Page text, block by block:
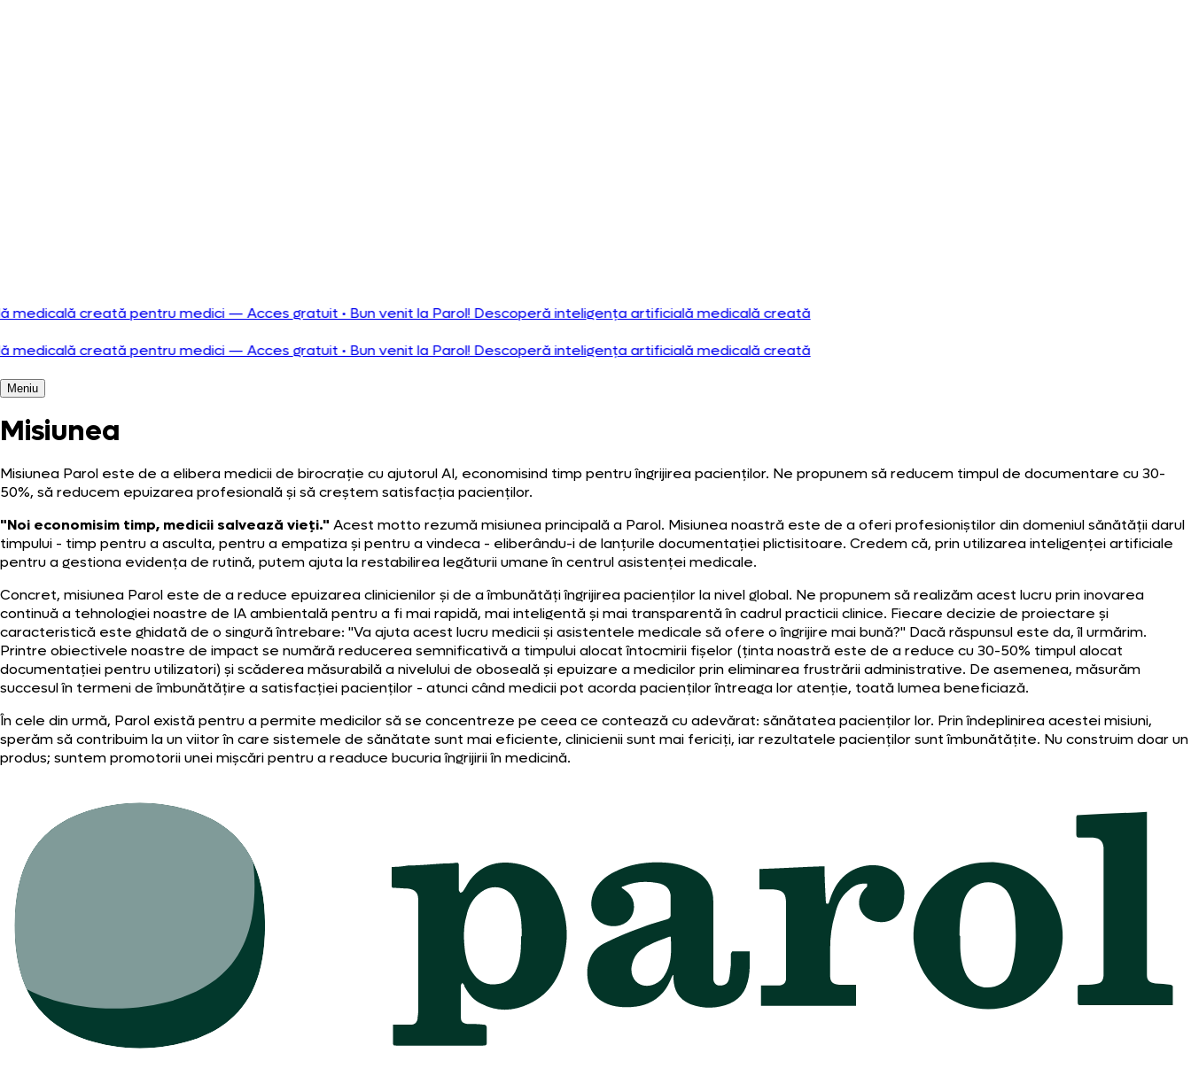
creată pentru medici — Acces gratuit•Bun venit la Parol! Descoperă inteligența artificială medicală creată
creată pentru medici — Acces gratuit•Bun venit la Parol! Descoperă inteligența artificială medicală creată
Meniu
Misiunea
Misiunea Parol este de a elibera medicii de birocrație cu ajutorul AI, economisind timp pentru îngrijirea pacienților. Ne propunem să reducem timpul de documentare cu 30-
50%, să reducem epuizarea profesională și să creștem satisfacția pacienților.
"Noi economisim timp, medicii salvează vieți." Acest motto rezumă misiunea principală a Parol. Misiunea noastră este de a oferi profesioniștilor din domeniul sănătății darul
timpului - timp pentru a asculta, pentru a empatiza și pentru a vindeca - eliberându-i de lanțurile documentației plictisitoare. Credem că, prin utilizarea inteligenței artificiale
pentru a gestiona evidența de rutină, putem ajuta la restabilirea legăturii umane în centrul asistenței medicale.
Concret, misiunea Parol este de a reduce epuizarea clinicienilor și de a îmbunătăți îngrijirea pacienților la nivel global. Ne propunem să realizăm acest lucru prin inovarea
continuă a tehnologiei noastre de IA ambientală pentru a fi mai rapidă, mai inteligentă și mai transparentă în cadrul practicii clinice. Fiecare decizie de proiectare și
caracteristică este ghidată de o singură întrebare: "Va ajuta acest lucru medicii și asistentele medicale să ofere o îngrijire mai bună?" Dacă răspunsul este da, îl urmărim.
Printre obiectivele noastre de impact se numără reducerea semnificativă a timpului alocat întocmirii fișelor (ținta noastră este de a reduce cu 30-50% timpul alocat
documentației pentru utilizatori) și scăderea măsurabilă a nivelului de oboseală și epuizare a medicilor prin eliminarea frustrării administrative. De asemenea, măsurăm
succesul în termeni de îmbunătățire a satisfacției pacienților - atunci când medicii pot acorda pacienților întreaga lor atenție, toată lumea beneficiază.
În cele din urmă, Parol există pentru a permite medicilor să se concentreze pe ceea ce contează cu adevărat: sănătatea pacienților lor. Prin îndeplinirea acestei misiuni,
sperăm să contribuim la un viitor în care sistemele de sănătate sunt mai eficiente, clinicienii sunt mai fericiți, iar rezultatele pacienților sunt îmbunătățite. Nu construim doar un
produs; suntem promotorii unei mișcări pentru a readuce bucuria îngrijirii în medicină.